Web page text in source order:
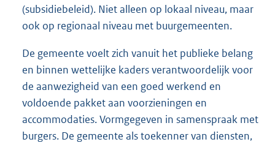
(subsidiebeleid). Niet alleen op lokaal niveau, maar
ook op regionaal niveau met buurgemeenten.
De gemeente voelt zich vanuit het publieke belang
en binnen wettelijke kaders verantwoordelijk voor
de aanwezigheid van een goed werkend en
voldoende pakket aan voorzieningen en
accommodaties. Vormgegeven in samenspraak met
burgers. De gemeente als toekenner van diensten,